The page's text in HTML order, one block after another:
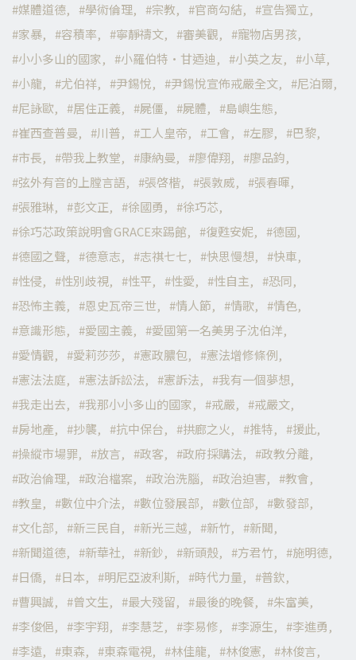
媒體道德
學術倫理 宗教 官商勾結
宣告獨立
家暴
容積率 寧靜禱文 審美觀
寵物店男孩
小小多山的國家
小羅伯特·甘迺迪 小英之友
小草
小龍
尤伯祥 尹錫悅 尹錫悅宣佈戒嚴全文
尼泊爾
尼詠歐
居住正義 屍僵 屍體
島嶼生態
崔西查普曼
川普 工人皇帝 工會 左膠
巴黎
市長
帶我上教堂 康納曼 廖偉翔
廖品鈞
弦外有音的上膛言語
張啓楷 張敦威
張春暉
張雅琳
彭文正 徐國勇
徐巧芯
徐巧芯政策說明會GRACE來踢館
復甦安妮
德國
德國之聲
德意志 志祺七七 快思慢想
快車
性侵
性別歧視 性平 性愛 性自主
恐同
恐怖主義
恩史瓦帝三世 情人節 情歌
情色
意識形態
愛國主義
愛國第一名美男子沈伯洋
愛情觀
愛莉莎莎 憲政膿包
憲法增修條例
憲法法庭
憲法訴訟法 憲訴法
我有一個夢想
我走出去
我那小小多山的國家 戒嚴
戒嚴文
房地產
抄襲 抗中保台 拱廊之火 推特
援此
操縱市場罪
放言 政客 政府採購法
政教分離
政治倫理
政治檔案 政治洗腦 政治迫害
教會
教皇
數位中介法 數位發展部 數位部
數發部
文化部
新三民自 新光三越 新竹
新聞
新聞道德
新華社 新鈔 新頭殼 方君竹
施明德
日僑
日本 明尼亞波利斯 時代力量
普欽
曹興誠
曾文生 最大殘留 最後的晚餐
朱富美
李俊俋
李宇翔 李慧芝 李易修 李源生
李進勇
李遠
東森 東森電視 林佳龍 林俊憲
林俊言